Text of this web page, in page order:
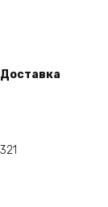
Доставка
321